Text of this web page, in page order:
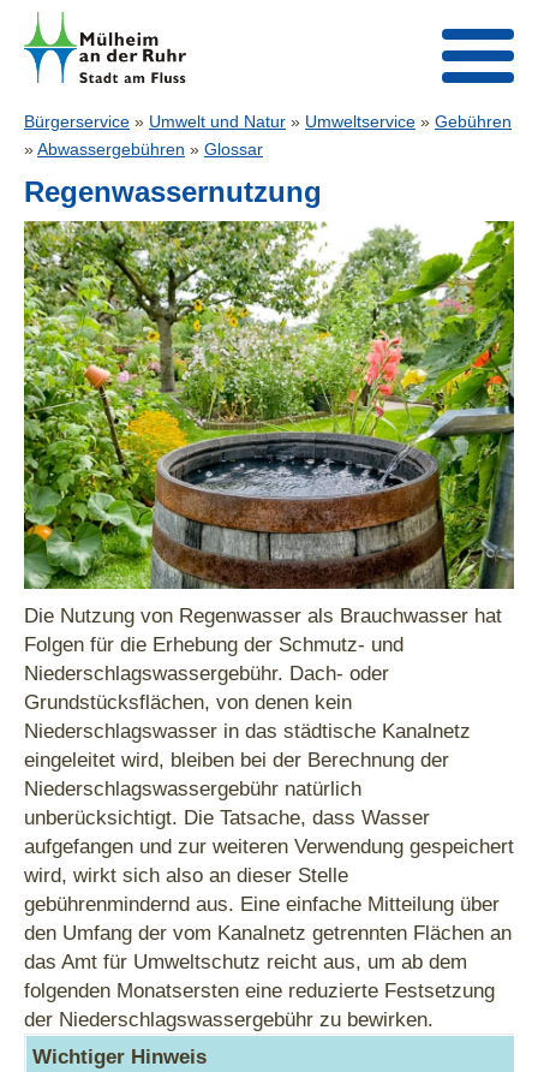
Bürgerservice » Umwelt und Natur » Umweltservice » Gebühren
»Abwassergebühren » Glossar
Regenwassernutzung
Die Nutzung von Regenwasser als Brauchwasser hat
Folgen für die Erhebung der Schmutz- und
Niederschlagswassergebühr. Dach- oder
Grundstücksflächen, von denen kein
Niederschlagswasser in das städtische Kanalnetz
eingeleitet wird, bleiben bei der Berechnung der
Niederschlagswassergebühr natürlich
unberücksichtigt. Die Tatsache, dass Wasser
aufgefangen und zur weiteren Verwendung gespeichert
wird, wirkt sich also an dieser Stelle
gebührenmindernd aus. Eine einfache Mitteilung über
den Umfang der vom Kanalnetz getrennten Flächen an
das Amt für Umweltschutz reicht aus, um ab dem
folgenden Monatsersten eine reduzierte Festsetzung
der Niederschlagswassergebühr zu bewirken.
Wichtiger Hinweis